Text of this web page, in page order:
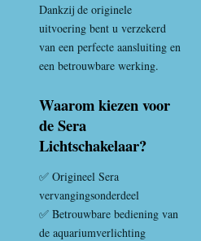
Dankzij de originele
uitvoering bent u verzekerd
van een perfecte aansluiting en
een betrouwbare werking.
Waarom kiezen voor
de Sera
Lichtschakelaar?
✅ Origineel Sera
vervangingsonderdeel
✅ Betrouwbare bediening van
de aquariumverlichting